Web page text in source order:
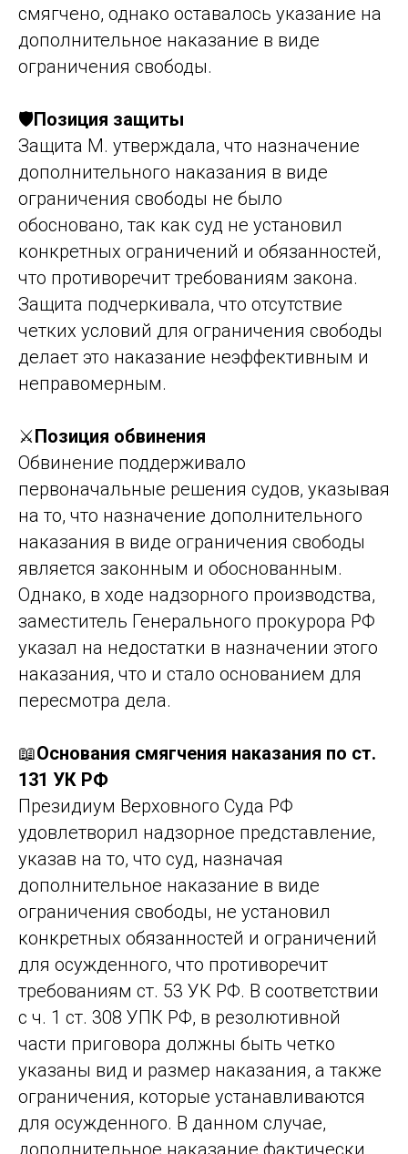
смягчено, однако оставалось указание на
дополнительное наказание в виде
ограничения свободы.
🛡️Позиция защиты
Защита М. утверждала, что назначение
дополнительного наказания в виде
ограничения свободы не было
обосновано, так как суд не установил
конкретных ограничений и обязанностей,
что противоречит требованиям закона.
Защита подчеркивала, что отсутствие
четких условий для ограничения свободы
делает это наказание неэффективным и
неправомерным.
⚔️Позиция обвинения
Обвинение поддерживало
первоначальные решения судов, указывая
на то, что назначение дополнительного
наказания в виде ограничения свободы
является законным и обоснованным.
Однако, в ходе надзорного производства,
заместитель Генерального прокурора РФ
указал на недостатки в назначении этого
наказания, что и стало основанием для
пересмотра дела.
📖Основания смягчения наказания по ст.
131 УК РФ
Президиум Верховного Суда РФ
удовлетворил надзорное представление,
указав на то, что суд, назначая
дополнительное наказание в виде
ограничения свободы, не установил
конкретных обязанностей и ограничений
для осужденного, что противоречит
требованиям ст. 53 УК РФ. В соответствии
с ч. 1 ст. 308 УПК РФ, в резолютивной
части приговора должны быть четко
указаны вид и размер наказания, а также
ограничения, которые устанавливаются
для осужденного. В данном случае,
дополнительное наказание фактически